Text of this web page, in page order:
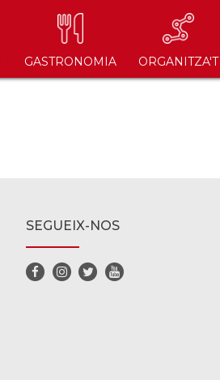
GASTRONOMIA ORGANITZA'T
SEGUEIX-NOS